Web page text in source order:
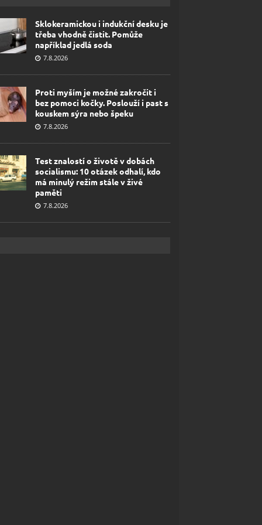
Sklokeramickou i indukční desku je
třeba vhodně čistit. Pomůže
například jedlá soda
7.8.2026
Proti myším je možné zakročit i
bez pomoci kočky. Poslouží i past s
kouskem sýra nebo špeku
7.8.2026
Test znalostí o životě v dobách
socialismu: 10 otázek odhalí, kdo
má minulý režim stále v živé
paměti
7.8.2026